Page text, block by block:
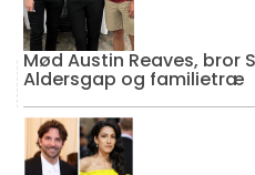
Mød Austin Reaves, bror
Aldersgap og familietræ